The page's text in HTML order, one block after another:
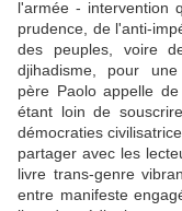
l'armée - intervention
prudence, de l'anti-
des peuples, voire
djihadisme, pour
père Paolo appelle
étant loin de
démocraties
partager avec les
livre trans-genre
entre manifeste